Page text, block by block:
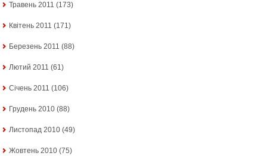
Травень 2011 (173)
Квітень 2011 (171)
Березень 2011 (88)
Лютий 2011 (61)
Січень 2011 (106)
Грудень 2010 (88)
Листопад 2010 (49)
Жовтень 2010 (75)